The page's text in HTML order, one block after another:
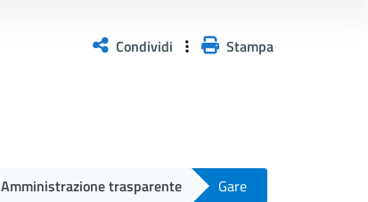
Condividi Stampa
Amministrazione trasparente Gare